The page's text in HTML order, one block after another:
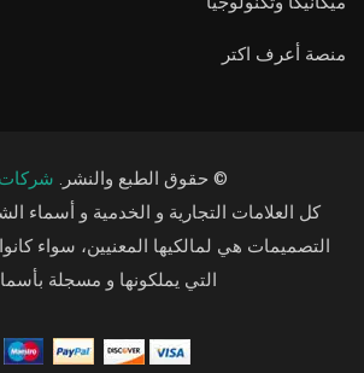
منصة أعرف اكتر
© حقوق الطبع والنشر.
كل العلامات التجارية و الخدمية و أسماء
التصميمات هي لمالكيها المعنيين، سواء
التي يملكونها و مسجلة